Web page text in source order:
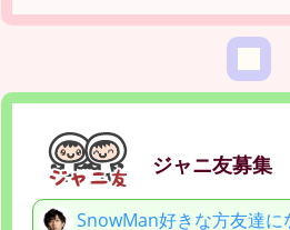
ジャニ友募集
SnowMan好きな方友達に